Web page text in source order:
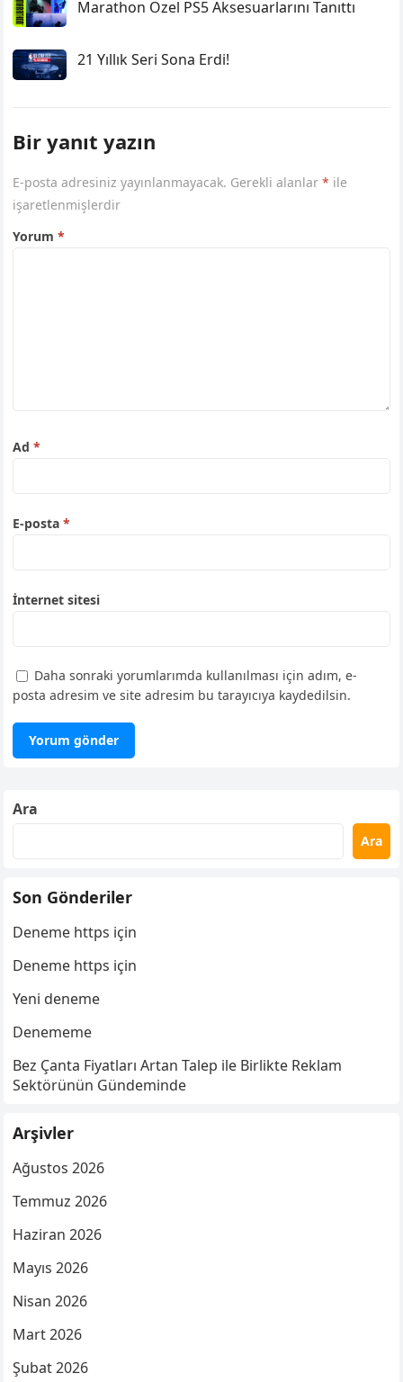
Marathon Özel PS5 Aksesuarlarını Tanıttı
21 Yıllık Seri Sona Erdi!
Bir yanıt yazın
E-posta adresiniz yayınlanmayacak. Gerekli alanlar* ile
işaretlenmişlerdir
Yorum*
Ad*
E-posta*
İnternet sitesi
Daha sonraki yorumlarımda kullanılması için adım, e-
posta adresim ve site adresim bu tarayıcıya kaydedilsin.
Ara
Ara
Son Gönderiler
Deneme https için
Deneme https için
Yeni deneme
Denememe
Bez Çanta Fiyatları Artan Talep ile Birlikte Reklam
Sektörünün Gündeminde
Arşivler
Ağustos 2026
Temmuz 2026
Haziran 2026
Mayıs 2026
Nisan 2026
Mart 2026
Şubat 2026